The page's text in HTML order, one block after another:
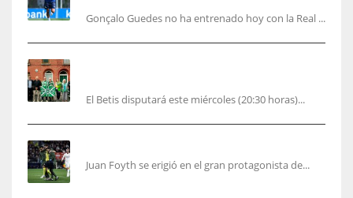
Gonçalo Guedes no ha entrenado hoy con la Real ...
El Betis disputará este miércoles (20:30 horas)...
Juan Foyth se erigió en el gran protagonista de...